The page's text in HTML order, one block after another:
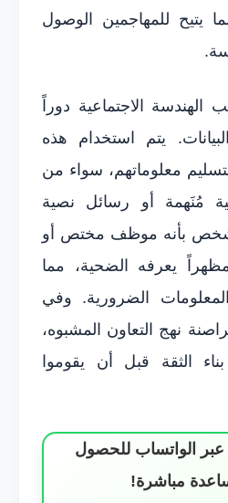
يتيح للمهاجمين الوصول
الهندسة الاجتماعية دوراً
يتم استخدام هذه
بتسليم معلوماتهم، سواء من
مُنَهمة أو رسائل نصية
بأنه موظف مختص أو
يعرفه الضحية، مما
الضرورية. وفي
نهج التعاون المشبوه،
الثقة قبل أن يقوموا
عبر الواتساب للحصول
مباشرة!